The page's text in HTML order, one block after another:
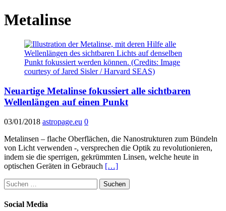
Metalinse
Neuartige Metalinse fokussiert alle sichtbaren
Wellenlängen auf einen Punkt
03/01/2018 astropage.eu 0
Metalinsen – flache Oberflächen, die Nanostrukturen zum Bündeln
von Licht verwenden -, versprechen die Optik zu revolutionieren,
indem sie die sperrigen, gekrümmten Linsen, welche heute in
optischen Geräten in Gebrauch […]
Suchen
nach:
Social Media